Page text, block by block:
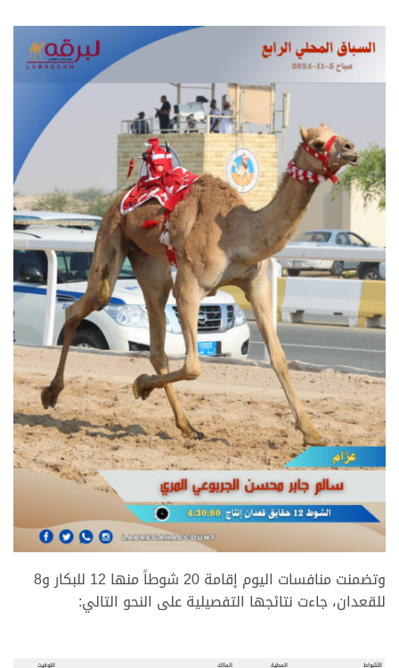
.
وتضمنت منافسات اليوم إقامة 20 شوطاً منها 12 للبكار و8
للقعدان، جاءت نتائجها التفصيلية على النحو التالي:
الأشواط المطية المالك التوقيت